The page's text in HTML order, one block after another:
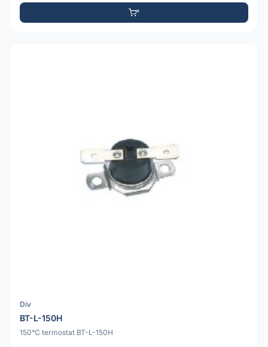
Div
BT-L-150H
150°C termostat BT-L-150H